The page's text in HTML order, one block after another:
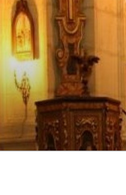
Saltar
contenido